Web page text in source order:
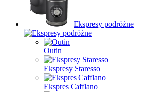
Ekspresy podróżne
Outin
Ekspresy Staresso
Ekspres Cafflano